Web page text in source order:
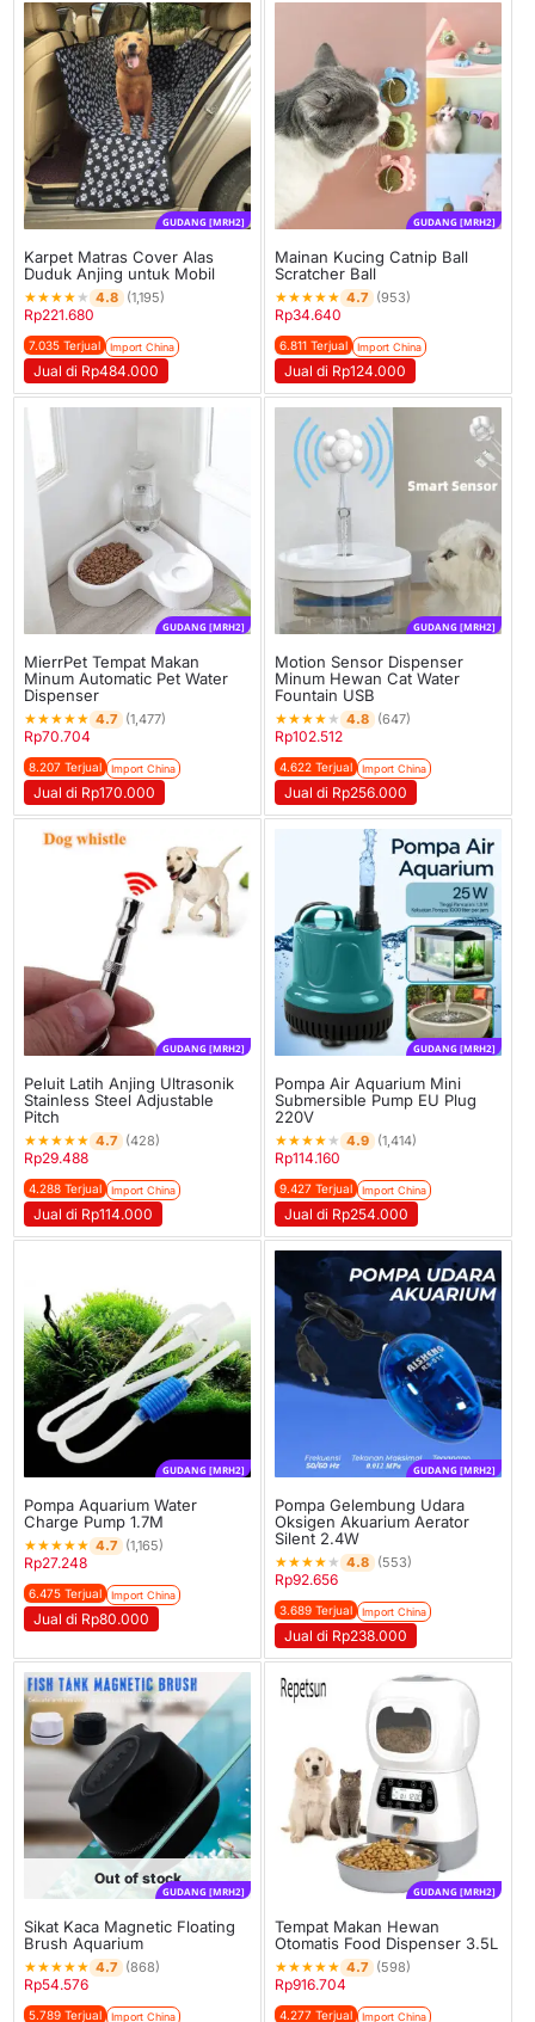
GUDANG [MRH2]
Karpet Matras Cover Alas
Duduk Anjing untuk Mobil
★★★★ ★ 4.8 (1,195)
Rp221.680
7.035 Terjual Import China
Jual di Rp484.000
GUDANG [MRH2]
Mainan Kucing Catnip Ball
Scratcher Ball
★★★★★ 4.7 (953)
Rp34.640
6.811 Terjual Import China
Jual di Rp124.000
GUDANG [MRH2]
MierrPet Tempat Makan
Minum Automatic Pet Water
Dispenser
★★★★★ 4.7 (1,477)
Rp70.704
8.207 Terjual Import China
Jual di Rp170.000
GUDANG [MRH2]
Motion Sensor Dispenser
Minum Hewan Cat Water
Fountain USB
★★★★ ★ 4.8 (647)
Rp102.512
4.622 Terjual Import China
Jual di Rp256.000
GUDANG [MRH2]
Peluit Latih Anjing Ultrasonik
Stainless Steel Adjustable
Pitch
★★★★★ 4.7 (428)
Rp29.488
4.288 Terjual Import China
Jual di Rp114.000
GUDANG [MRH2]
Pompa Air Aquarium Mini
Submersible Pump EU Plug
220V
★★★★ ★ 4.9 (1,414)
Rp114.160
9.427 Terjual Import China
Jual di Rp254.000
GUDANG [MRH2]
Pompa Aquarium Water
Charge Pump 1.7M
★★★★★ 4.7 (1,165)
Rp27.248
6.475 Terjual Import China
Jual di Rp80.000
GUDANG [MRH2]
Pompa Gelembung Udara
Oksigen Akuarium Aerator
Silent 2.4W
★★★★ ★ 4.8 (553)
Rp92.656
3.689 Terjual Import China
Jual di Rp238.000
Out of stock
GUDANG [MRH2]
Sikat Kaca Magnetic Floating
Brush Aquarium
★★★★★ 4.7 (868)
Rp54.576
5.789 Terjual Import China
GUDANG [MRH2]
Tempat Makan Hewan
Otomatis Food Dispenser 3.5L
★★★★★ 4.7 (598)
Rp916.704
4.277 Terjual Import China